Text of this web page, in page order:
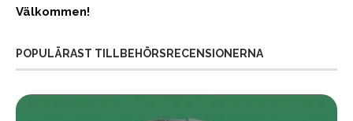
Välkommen!
POPULÄRAST TILLBEHÖRSRECENSIONERNA